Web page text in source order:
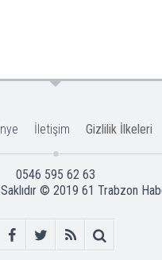
İletişim Gizlilik İlkeleri
0546 595 62 63
© 2019 61 Trabzon